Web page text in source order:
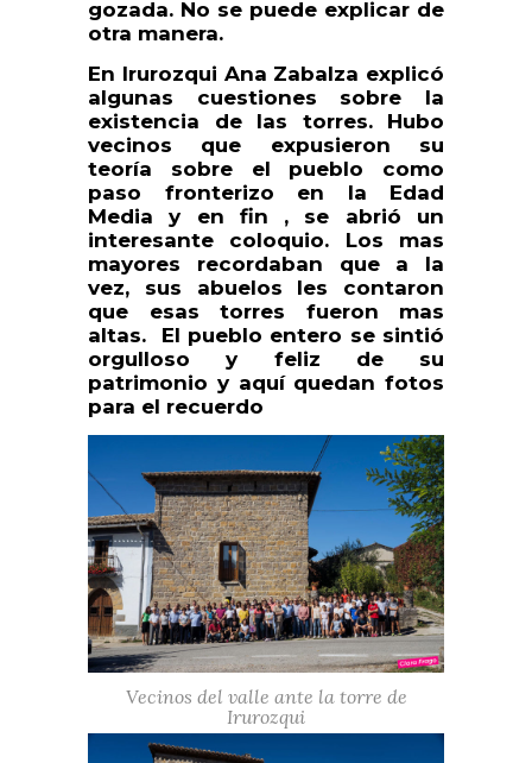
gozada. No se puede explicar de
otra manera.
En Irurozqui Ana Zabalza explicó
algunas cuestiones sobre la
existencia de las torres. Hubo
vecinos que expusieron su
teoría sobre el pueblo como
paso fronterizo en la Edad
Media y en fin , se abrió un
interesante coloquio. Los mas
mayores recordaban que a la
vez, sus abuelos les contaron
que esas torres fueron mas
altas. El pueblo entero se sintió
orgulloso y feliz de su
patrimonio y aquí quedan fotos
para el recuerdo
Vecinos del valle ante la torre de
Irurozqui